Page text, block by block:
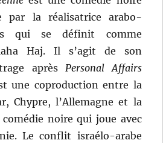
par la réalisatrice arabo-
qui se définit comme
Haj. Il s’agit de son
après Personal Affairs
une coproduction entre la
Chypre, l’Allemagne et la
comédie noire qui joue avec
Le conflit israélo-arabe